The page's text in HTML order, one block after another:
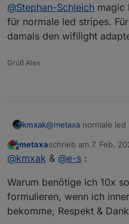
Offline
@Stephan-Schleich magic
für normale led stripes.
damals den wifilight
Gruß Alex
kmxak@metaxa
Strom drauf geben.
die datenleitung.
Offline
metaxaschrieb am 7. Feb.
zuletzt editiert von
@kmxak & @e-s :
Warum benötige ich 10x
formulieren, wenn ich
bekomme, Respekt &